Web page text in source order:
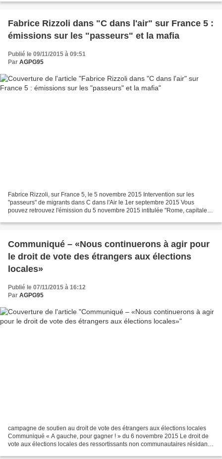
Fabrice Rizzoli dans "C dans l'air" sur France 5 :
émissions sur les "passeurs" et la mafia
Publié le 09/11/2015 à 09:51
Par AGPG95
Fabrice Rizzoli, sur France 5, le 5 novembre 2015 Intervention sur les
"passeurs" de migrants dans C dans l'Air le 1er septembre 2015 Vous
pouvez retrouvez l'émission du 5 novembre 2015 intitulée "Rome, capitale
Communiqué – «Nous continuerons à agir pour
le droit de vote des étrangers aux élections
locales»
Publié le 07/11/2015 à 16:12
Par AGPG95
campagne de soutien au droit de vote des étrangers aux élections locales
Communiqué « A gauche, pour gagner ! » du 6 novembre 2015 Le droit de
vote aux élections locales des ressortissants non communautaires résidant